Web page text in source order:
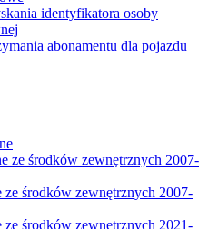
identyfikatora osoby
abonamentu dla pojazdu
ze środków zewnętrznych 2007-
ze środków zewnętrznych 2007-
ze środków zewnętrznych 2021-